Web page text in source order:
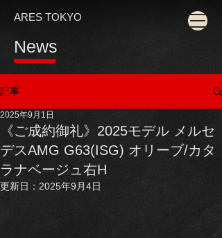
ARES TOKYO
News
記事
《ご成約御礼》2025モデル メルセ
デスAMG G63(ISG) オリーブ/カタ
ラナベージュ右H
2025年9月1日
更新日： 2025年9月4日